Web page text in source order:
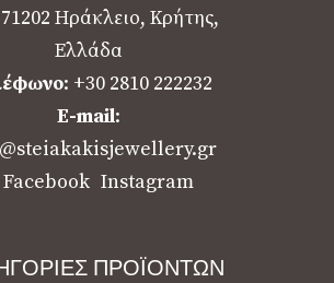
Ηράκλειο, Κρήτης,
Ελλάδα
: +30 2810 222232
E-mail:
Facebook Instagram
ΠΡΟΪΟΝΤΩΝ